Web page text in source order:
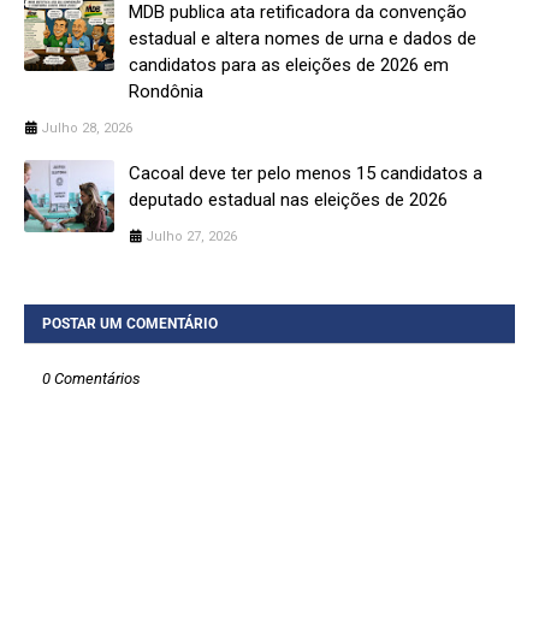
MDB publica ata retificadora da convenção
estadual e altera nomes de urna e dados de
candidatos para as eleições de 2026 em
Rondônia
Julho 28, 2026
Cacoal deve ter pelo menos 15 candidatos a
deputado estadual nas eleições de 2026
Julho 27, 2026
POSTAR UM COMENTÁRIO
0 Comentários